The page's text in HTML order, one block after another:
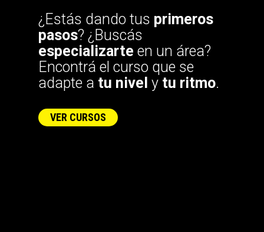
¿Estás dando tus primeros
pasos? ¿ Buscás
especializarte en un área?
Encontrá el curso que se
adapte a tu nivel y tu ritmo.
VER CURSOS